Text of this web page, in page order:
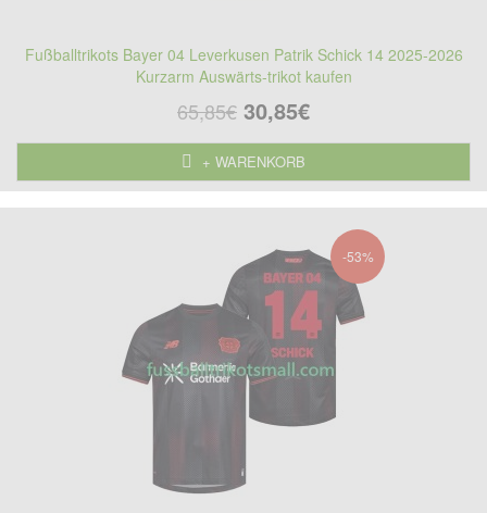
Fußballtrikots Bayer 04 Leverkusen Patrik Schick 14 2025-2026
Kurzarm Auswärts-trikot kaufen
65,85€ 30,85€
+ WARENKORB
-53%